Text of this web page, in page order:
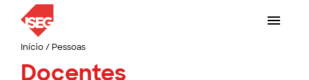
Início/ Pessoas
Docentes